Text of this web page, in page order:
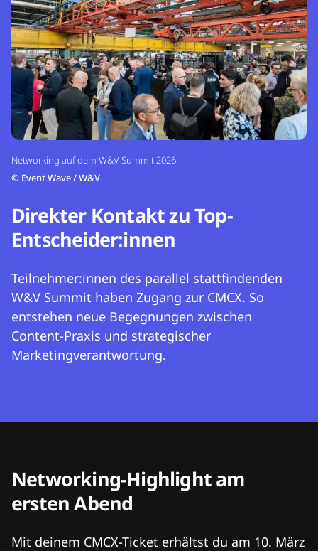
Networking auf dem W&V Summit 2026
© Event Wave / W&V
Direkter Kontakt zu Top-
Entscheider:innen
Teilnehmer:innen des parallel stattfindenden
W&V Summit haben Zugang zur CMCX. So
entstehen neue Begegnungen zwischen
Content-Praxis und strategischer
Marketingverantwortung.
Networking-Highlight am
ersten Abend
Mit deinem CMCX-Ticket erhältst du am 10. März